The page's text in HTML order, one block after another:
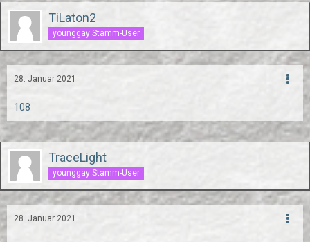
TiLaton2
younggay Stamm-User
28. Januar 2021
108
TraceLight
younggay Stamm-User
28. Januar 2021